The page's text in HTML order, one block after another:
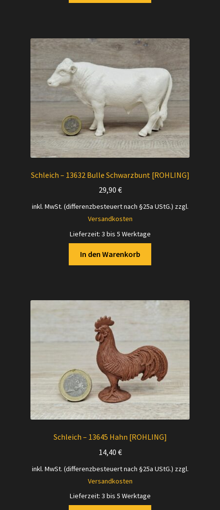
Schleich – 13632 Bulle Schwarzbunt [ROHLING]
29,90 €
inkl. MwSt. (differenzbesteuert nach §25a UStG.) zzgl.
Versandkosten
Lieferzeit: 3 bis 5 Werktage
In den Warenkorb
Schleich – 13645 Hahn [ROHLING]
14,40 €
inkl. MwSt. (differenzbesteuert nach §25a UStG.) zzgl.
Versandkosten
Lieferzeit: 3 bis 5 Werktage